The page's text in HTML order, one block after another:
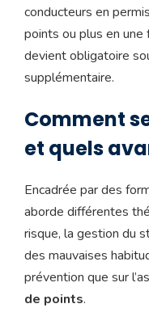
conducteurs en
points ou plus en une
devient obligatoire
supplémentaire.
Comment
et quels
Encadrée par des
aborde différentes
risque, la gestion du
des mauvaises
prévention que sur
de points.